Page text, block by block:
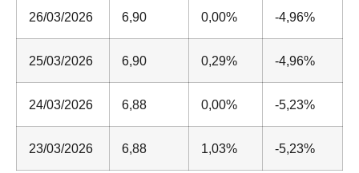
26/03/2026 6,90 0,00% -4,96%
25/03/2026 6,90 0,29% -4,96%
24/03/2026 6,88 0,00% -5,23%
23/03/2026 6,88 1,03% -5,23%